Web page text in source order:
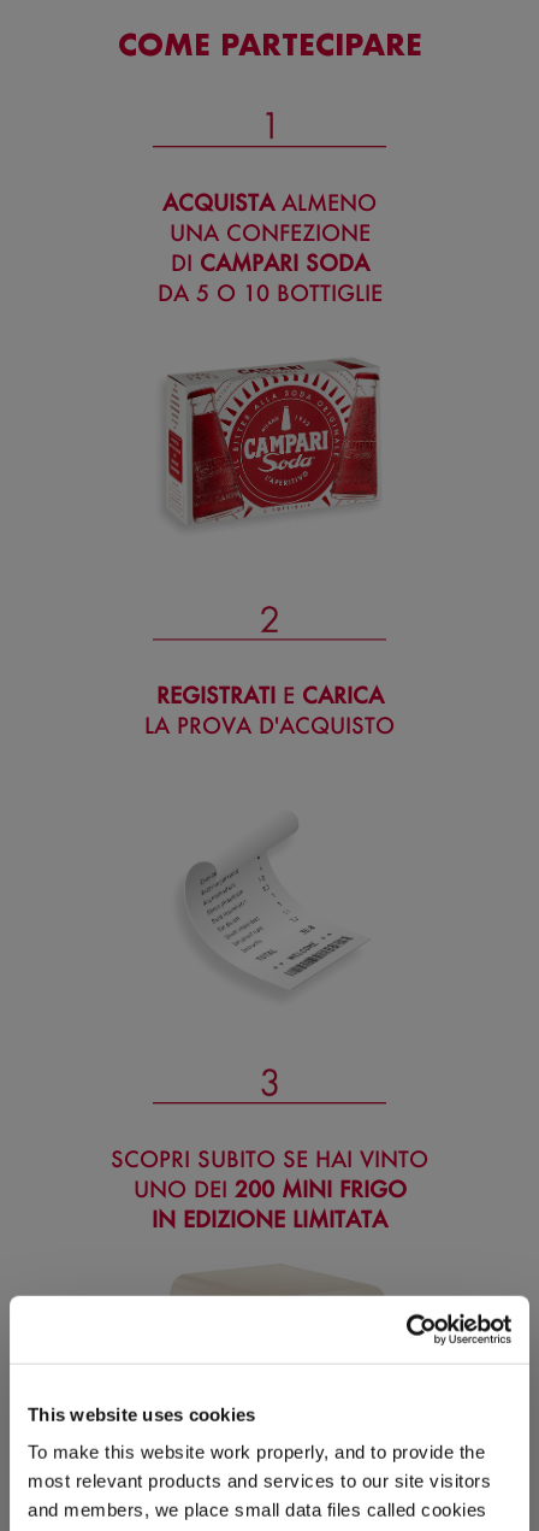
This website uses cookies
To make this website work properly, and to provide the
most relevant products and services to our site visitors
and members, we place small data files called cookies
COME PARTECIPARE
ACQUISTAALMENO
UNA CONFEZIONE
DI CAMPARI SODA
DA 5 O 10 BOTTIGLIE
REGISTRATIE CARICA
LA PROVA D'ACQUISTO
SCOPRI SUBITO SE HAI VINTO
UNO DEI 200 MINI FRIGO
IN EDIZIONE LIMITATA